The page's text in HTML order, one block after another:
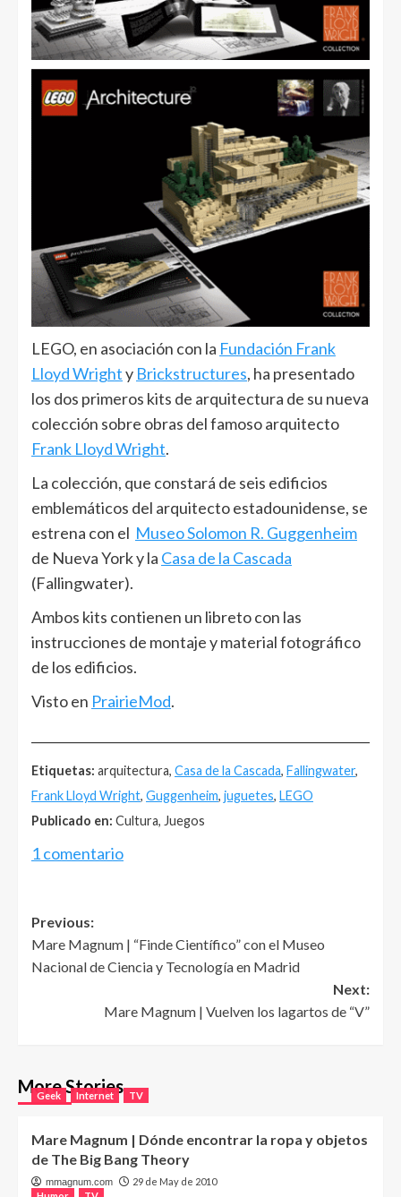
LEGO, en asociación con la Fundación Frank
Lloyd Wrighty Brickstructures, ha presentado
los dos primeros kits de arquitectura de su nueva
colección sobre obras del famoso arquitecto
Frank Lloyd Wright.
La colección, que constará de seis edificios
emblemáticos del arquitecto estadounidense, se
estrena con el Museo Solomon R. Guggenheim
de Nueva York y la Casa de la Cascada
(Fallingwater).
Ambos kits contienen un libreto con las
instrucciones de montaje y material fotográfico
de los edificios.
Visto en PrairieMod.
Etiquetas: arquitectura, Casa de la Cascada, Fallingwater,
Frank Lloyd Wright, Guggenheim, juguetes, LEGO
Publicado en: Cultura, Juegos
1 comentario
Post
navigation
Previous:
Mare Magnum | “Finde Científico” con el Museo
Nacional de Ciencia y Tecnología en Madrid
Next:
Mare Magnum | Vuelven los lagartos de “V”
More Stories
Geek Internet TV
Mare Magnum | Dónde encontrar la ropa y objetos
de The Big Bang Theory
mmagnum.com
29 de May de 2010